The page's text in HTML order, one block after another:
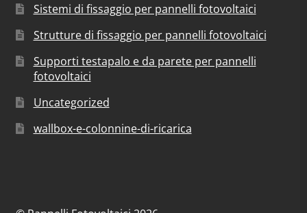
Sistemi di fissaggio per pannelli fotovoltaici
Strutture di fissaggio per pannelli fotovoltaici
Supporti testapalo e da parete per pannelli
fotovoltaici
Uncategorized
wallbox-e-colonnine-di-ricarica